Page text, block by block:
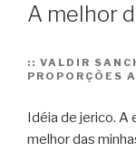
A melhor
:: VALDIR
PROPORÇÕES
Idéia de jerico. A
melhor das